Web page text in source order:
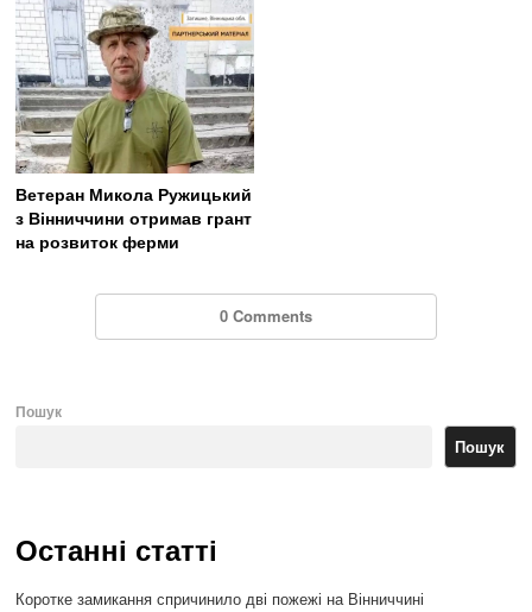
Ветеран Микола Ружицький
з Вінниччини отримав грант
на розвиток ферми
0 Comments
Пошук
Пошук
Останні статті
Коротке замикання спричинило дві пожежі на Вінниччині